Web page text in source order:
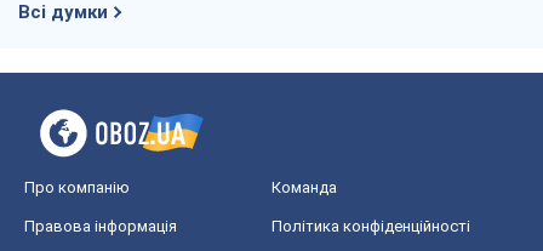
Всі думки
Про компанію Команда
Правова інформація Політика конфіденційності